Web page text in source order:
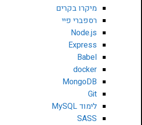
מיקרו בקרים
רספברי פיי
Node.js
Express
Babel
docker
MongoDB
Git
לימוד MySQL
SASS